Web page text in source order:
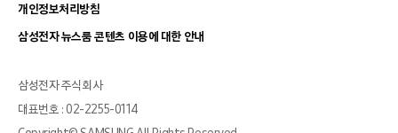
개인정보처리방침
삼성전자 뉴스룸 콘텐츠 이용에 대한 안내
삼성전자 주식회사
대표번호 : 02-2255-0114